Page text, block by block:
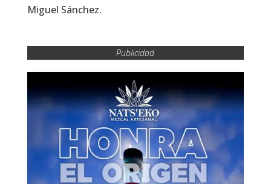
Miguel Sánchez.
Publicidad